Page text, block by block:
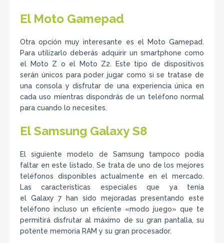
El Moto Gamepad
Otra opción muy interesante es el Moto Gamepad.
Para utilizarlo deberás adquirir un smartphone como
el Moto Z o el Moto Z2. Este tipo de dispositivos
serán únicos para poder jugar como si se tratase de
una consola y disfrutar de una experiencia única en
cada uso mientras dispondrás de un teléfono normal
para cuando lo necesites.
El Samsung Galaxy S8
El siguiente modelo de Samsung tampoco podía
faltar en este listado. Se trata de uno de los mejores
teléfonos disponibles actualmente en el mercado.
Las características especiales que ya tenía
el Galaxy 7 han sido mejoradas presentando este
teléfono incluso un eficiente «modo juego» que te
permitirá disfrutar al máximo de su gran pantalla, su
potente memoria RAM y su gran procesador.